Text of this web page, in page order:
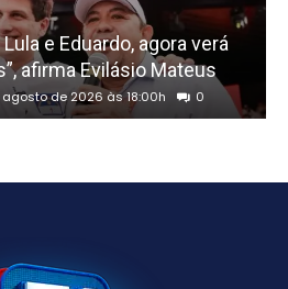
e Eduardo, agora verá
afirma Evilásio Mateus
agosto de 2026 às 18:00h 0